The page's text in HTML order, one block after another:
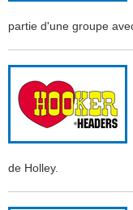
partie d'une groupe
de Holley.